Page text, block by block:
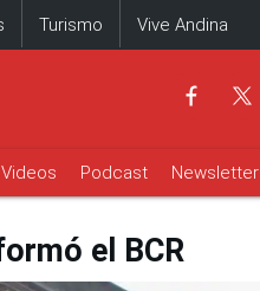
Turismo Vive Andina
Videos Podcast Newsletter
el BCR